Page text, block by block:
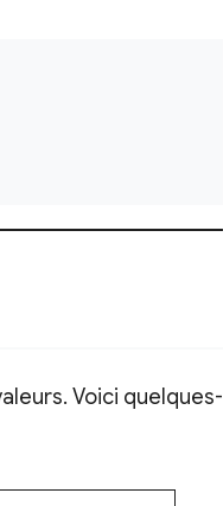
Voici quelques-